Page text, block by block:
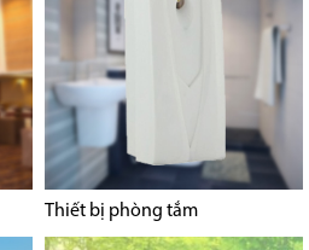
Thiết bị phòng tắm